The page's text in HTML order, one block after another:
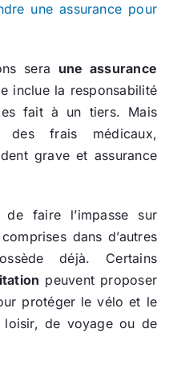
une assurance pour
sera une assurance
inclue la responsabilité
fait à un tiers. Mais
frais médicaux,
grave et assurance
faire l’impasse sur
dans d’autres
déjà. Certains
peuvent proposer
protéger le vélo et le
de voyage ou de